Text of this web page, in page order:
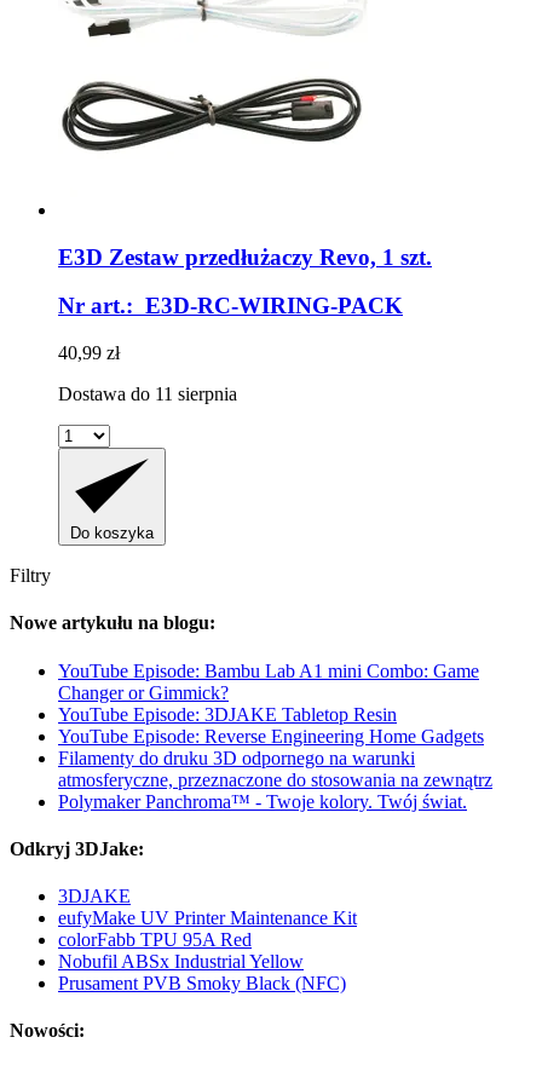
E3D Zestaw przedłużaczy Revo, 1 szt.
Nr art.: E3D-RC-WIRING-PACK
40,99 zł
Dostawa do 11 sierpnia
Do koszyka
Filtry
Nowe artykułu na blogu:
YouTube Episode: Bambu Lab A1 mini Combo: Game
Changer or Gimmick?
YouTube Episode: 3DJAKE Tabletop Resin
YouTube Episode: Reverse Engineering Home Gadgets
Filamenty do druku 3D odpornego na warunki
atmosferyczne, przeznaczone do stosowania na zewnątrz
Polymaker Panchroma™ - Twoje kolory. Twój świat.
Odkryj 3DJake:
3DJAKE
eufyMake UV Printer Maintenance Kit
colorFabb TPU 95A Red
Nobufil ABSx Industrial Yellow
Prusament PVB Smoky Black (NFC)
Nowości: